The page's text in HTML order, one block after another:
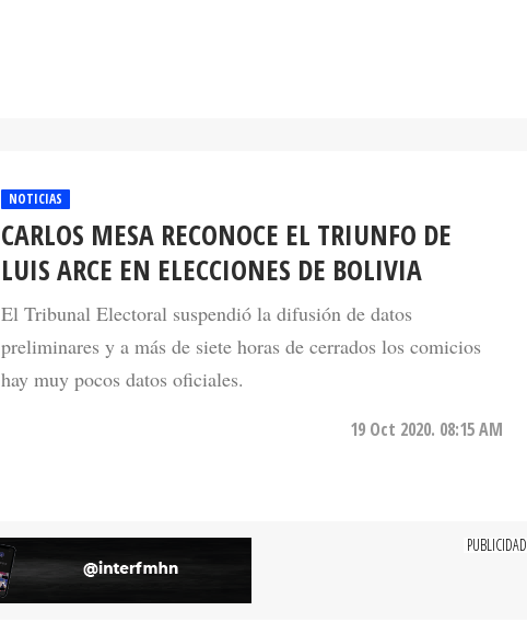
NOTICIAS
CARLOS MESA RECONOCE EL TRIUNFO DE
LUIS ARCE EN ELECCIONES DE BOLIVIA
El Tribunal Electoral suspendió la difusión de datos
preliminares y a más de siete horas de cerrados los comicios
hay muy pocos datos oficiales.
19 Oct 2020. 08:15 AM